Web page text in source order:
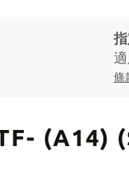
條
(A14)